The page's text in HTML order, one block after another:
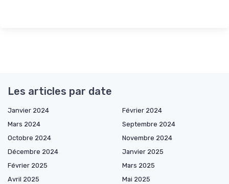
Les articles par date
Janvier 2024
Février 2024
Mars 2024
Septembre 2024
Octobre 2024
Novembre 2024
Décembre 2024
Janvier 2025
Février 2025
Mars 2025
Avril 2025
Mai 2025